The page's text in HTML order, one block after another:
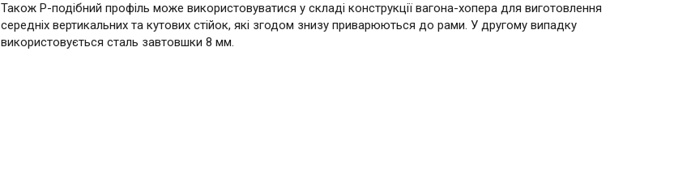
Також Р-подібний профіль може використовуватися у складі конструкції вагона-хопера для виготовлення
середніх вертикальних та кутових стійок, які згодом знизу приварюються до рами. У другому випадку
використовується сталь завтовшки 8 мм.